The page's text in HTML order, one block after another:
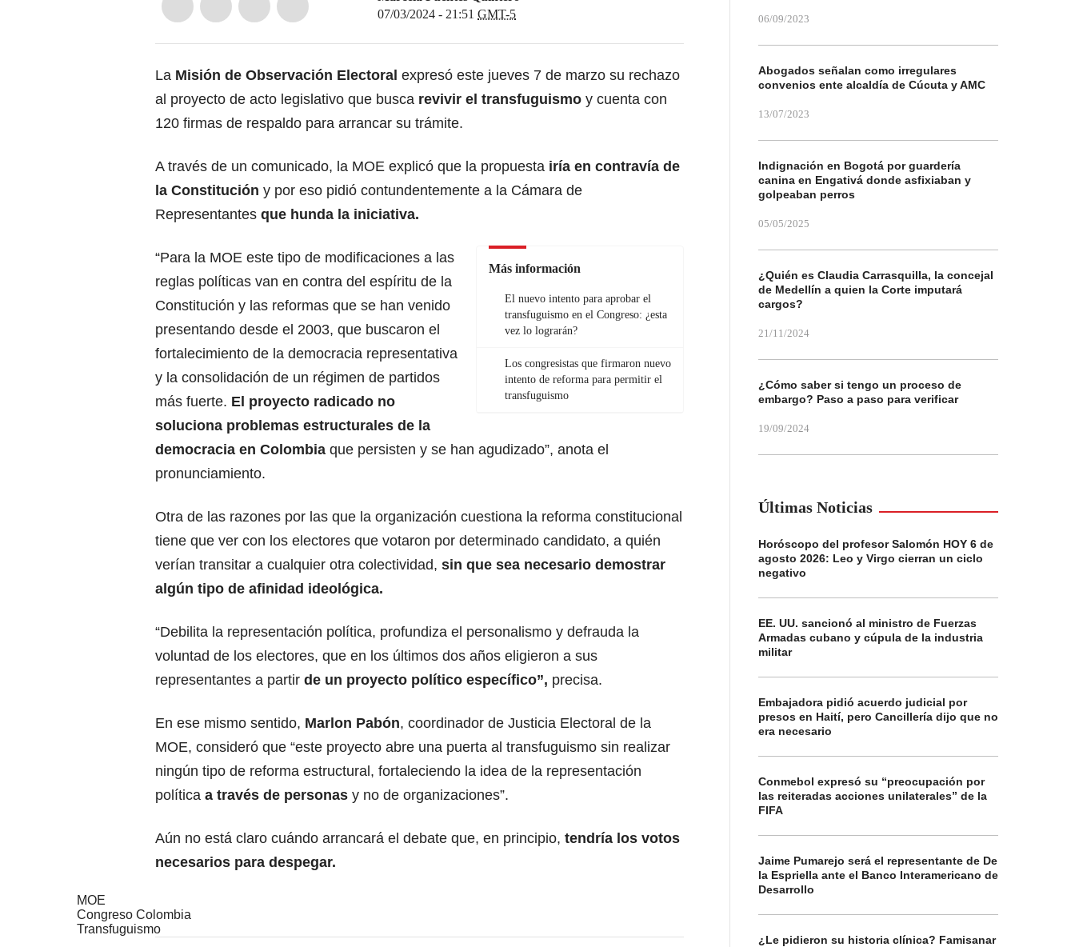
07/03/2024 - 21:51 GMT-5
La Misión de Observación Electoral expresó este jueves 7 de marzo su rechazo
al proyecto de acto legislativo que busca revivir el transfuguismo y cuenta con
120 firmas de respaldo para arrancar su trámite.
A través de un comunicado, la MOE explicó que la propuesta iría en contravía de
la Constitución y por eso pidió contundentemente a la Cámara de
Representantes que hunda la iniciativa.
Más información
El nuevo intento para aprobar el
transfuguismo en el Congreso: ¿esta
vez lo lograrán?
Los congresistas que firmaron nuevo
intento de reforma para permitir el
transfuguismo
“Para la MOE este tipo de modificaciones a las
reglas políticas van en contra del espíritu de la
Constitución y las reformas que se han venido
presentando desde el 2003, que buscaron el
fortalecimiento de la democracia representativa
y la consolidación de un régimen de partidos
más fuerte. El proyecto radicado no
soluciona problemas estructurales de la
democracia en Colombia que persisten y se han agudizado”, anota el
pronunciamiento.
Otra de las razones por las que la organización cuestiona la reforma constitucional
tiene que ver con los electores que votaron por determinado candidato, a quién
verían transitar a cualquier otra colectividad, sin que sea necesario demostrar
algún tipo de afinidad ideológica.
“Debilita la representación política, profundiza el personalismo y defrauda la
voluntad de los electores, que en los últimos dos años eligieron a sus
representantes a partir de un proyecto político específico”, precisa.
En ese mismo sentido, Marlon Pabón, coordinador de Justicia Electoral de la
MOE, consideró que “este proyecto abre una puerta al transfuguismo sin realizar
ningún tipo de reforma estructural, fortaleciendo la idea de la representación
política a través de personas y no de organizaciones”.
Aún no está claro cuándo arrancará el debate que, en principio, tendría los votos
necesarios para despegar.
MOE
Congreso Colombia
Transfuguismo
06/09/2023
Abogados señalan como irregulares
convenios ente alcaldía de Cúcuta y AMC
13/07/2023
Indignación en Bogotá por guardería
canina en Engativá donde asfixiaban y
golpeaban perros
05/05/2025
¿Quién es Claudia Carrasquilla, la concejal
de Medellín a quien la Corte imputará
cargos?
21/11/2024
¿Cómo saber si tengo un proceso de
embargo? Paso a paso para verificar
19/09/2024
Últimas Noticias
Horóscopo del profesor Salomón HOY 6 de
agosto 2026: Leo y Virgo cierran un ciclo
negativo
EE. UU. sancionó al ministro de Fuerzas
Armadas cubano y cúpula de la industria
militar
Embajadora pidió acuerdo judicial por
presos en Haití, pero Cancillería dijo que no
era necesario
Conmebol expresó su “preocupación por
las reiteradas acciones unilaterales” de la
FIFA
Jaime Pumarejo será el representante de De
la Espriella ante el Banco Interamericano de
Desarrollo
¿Le pidieron su historia clínica? Famisanar